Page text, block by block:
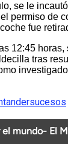
se le
permiso de
fue
12:45
tras
sucesos